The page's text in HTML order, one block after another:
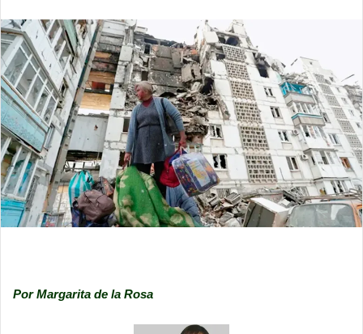
Por Margarita de la Rosa